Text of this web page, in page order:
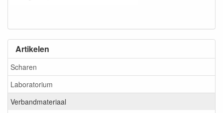
Artikelen
Scharen
Laboratorium
Verbandmateriaal